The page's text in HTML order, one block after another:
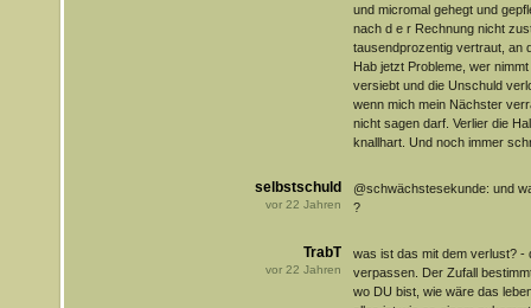
und micromal gehegt und
nach d e r Rechnung nicht
tausendprozentig vertraut, an
Hab jetzt Probleme, wer
versiebt und die Unschuld
wenn mich mein Nächster
nicht sagen darf. Verlier die
knallhart. Und noch immer
selbstschuld
vor 22 Jahren
@schwächstesekunde: und
?
TrabT
vor 22 Jahren
was ist das mit dem verlust? -
verpassen. Der Zufall
wo DU bist, wie wäre das